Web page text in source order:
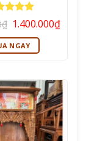
xếp
5
₫ Giá
gốc
là:
1.600.000₫.
1.400.000₫Giá
NGAY